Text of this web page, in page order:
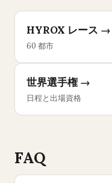
HYROX レース →
60 都市
世界選手権 →
日程と出場資格
FAQ